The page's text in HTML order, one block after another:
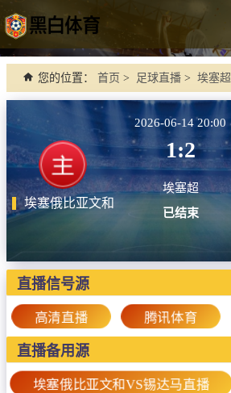
首页
德甲
法甲
西甲
世界杯
欧冠杯
中超
篮球直播
您的位置： 首页 > 足球直播 > 埃塞超
埃塞俄比亚文和
2026-06-14 20:00
1:2
埃塞超
已结束
直播信号源
高清直播 腾讯体育
直播备用源
埃塞俄比亚文和VS锡达马直播